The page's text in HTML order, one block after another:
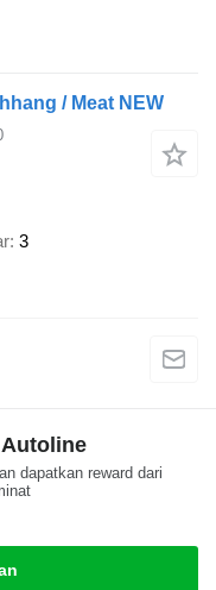
/ Meat NEW
3
dapatkan reward dari